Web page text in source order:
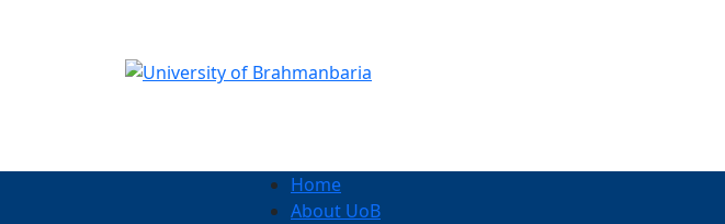
Home
About UoB